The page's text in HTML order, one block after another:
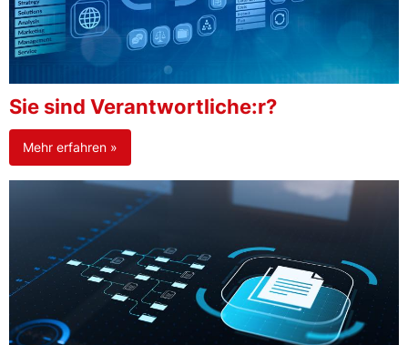
Sie sind Verantwortliche:r?
Mehr erfahren »